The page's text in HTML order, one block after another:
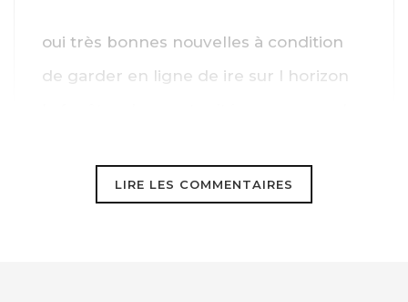
oui très bonnes nouvelles à condition
de garder en ligne de ire sur l horizon
pendant ce temps
LIRE LES COMMENTAIRES